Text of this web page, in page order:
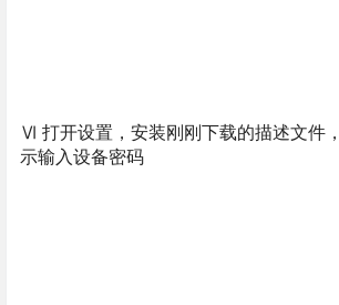
Ⅵ 打开设置，安装刚刚下载的描述文件
示输入设备密码